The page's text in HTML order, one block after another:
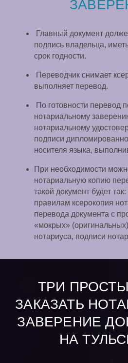
Главный документ
подпись владельца,
срок годности.
Переводчик снимает
выполняет перевод.
По готовности перевод
нотариальному
нотариальному
подписи
носителя языка,
При необходимости
нотариальную копию
такой документ будет
правилам ксерокопия
перевода документа с
«мокрых»
нотариуса, подписи
ТРИ
ЗАКАЗАТЬ
ЗАВЕРЕНИЕ
НА